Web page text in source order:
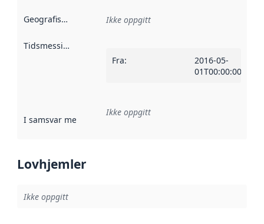
Geografisk avgrensning :
Ikke oppgitt
Tidsmessig avgrensning
Fra:
2016-05-
01T00:00:00Z
I samsvar med Referanse til en implementasjonsregel
Ikke oppgitt
Lovhjemler
Ikke oppgitt